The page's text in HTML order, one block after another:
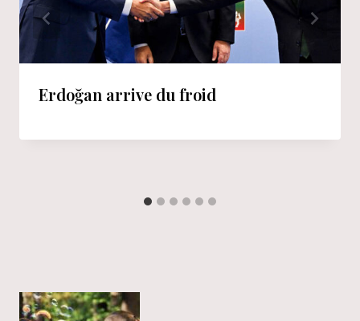
Erdoğan arrive du froid